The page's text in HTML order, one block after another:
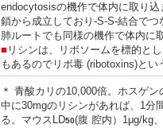
endocytosisの機作で体内に取り
鎖から成立しており-S-S-結合でつ
肺ルートでも同様の機作で体内に
■ リシンは、リボソームを標的と
もあるのでリボ毒 (ribotoxins)とい
＊ 青酸カリの10,000倍。ホスゲ
中に30mgのリシンがあれば、1分
る。マウスLD50(腹 腔内）1μg/kg